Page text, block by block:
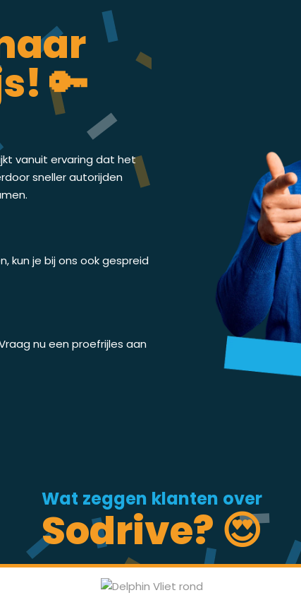
🔑
vanuit ervaring dat het
sneller autorijden
kun je bij ons ook gespreid
nu een proefrijles aan
Wat zeggen klanten over
Sodrive? 😍